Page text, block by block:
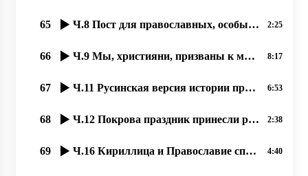
65 Ч.8 Пост для православных, особый подвиг, якый став любимым нашым людям. 26.09.2020, 2:25
66 Ч.9 Мы, християни, призваны к миру. 27.09.2020 прот. Димитрий Сидор 8:17
67 Ч.11 Русинская версия истории праздника “Покровы“, 02,10,2020, прот. Димитрий Сидор 6:53
68 Ч.12 Покрова праздник принесли русинам Кирилл и Мефодий. 03.10.2020, прот. Димитрий Сидор 2:38
69 Ч.16 Кириллица и Православие спасало РУСИНОВ от ассимиляции, 08.10.2020, прот. Димитрий Сидор 4:40